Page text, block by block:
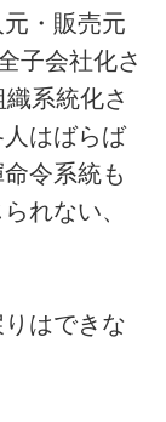
・販売元
子会社化さ
系統化さ
はばらば
令系統も
れない、
はできな